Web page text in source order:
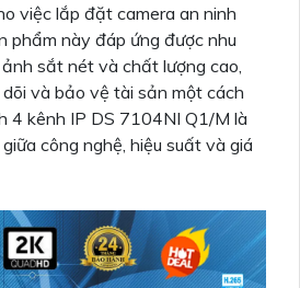
việc lắp đặt camera an ninh
phẩm này đáp ứng được nhu
sắt nét và chất lượng cao,
và bảo vệ tài sản một cách
4 kênh IP DS 7104NI Q1/M là
công nghệ, hiệu suất và giá